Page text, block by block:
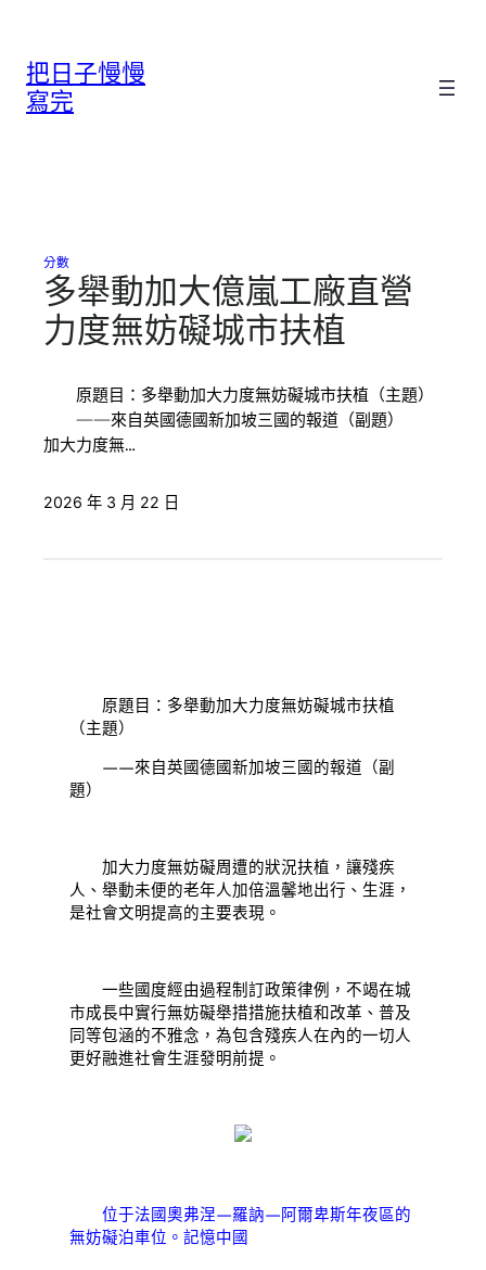
把日子慢慢
寫完
分數
多舉動加大億嵐工廠直營
力度無妨礙城市扶植
原題目：多舉動加大力度無妨礙城市扶植（主題）
——來自英國德國新加坡三國的報道（副題）
加大力度無…
2026 年 3 月 22 日
原題目：多舉動加大力度無妨礙城市扶植
（主題）
——來自英國德國新加坡三國的報道（副
題）
加大力度無妨礙周遭的狀況扶植，讓殘疾
人、舉動未便的老年人加倍溫馨地出行、生涯，
是社會文明提高的主要表現。
一些國度經由過程制訂政策律例，不竭在城
市成長中實行無妨礙舉措措施扶植和改革、普及
同等包涵的不雅念，為包含殘疾人在內的一切人
更好融進社會生涯發明前提。
位于法國奧弗涅—羅訥—阿爾卑斯年夜區的
無妨礙泊車位。記憶中國